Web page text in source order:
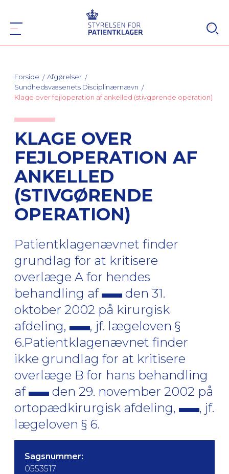
Forside
Afgørelser
Sundhedsvæsenets Disciplinærnævn
Klage over fejloperation af ankelled (stivgørende operation)
KLAGE OVER
FEJLOPERATION AF
ANKELLED
(STIVGØRENDE
OPERATION)
Patientklagenævnet finder
grundlag for at kritisere
overlæge A for hendes
behandling af
den 31.
oktober 2002 på kirurgisk
afdeling,
, jf. lægeloven §
6.Patientklagenævnet finder
ikke grundlag for at kritisere
overlæge B for hans behandling
af
den 29. november 2002 på
ortopædkirurgisk afdeling,
, jf.
lægeloven § 6.
Sagsnummer:
0553517